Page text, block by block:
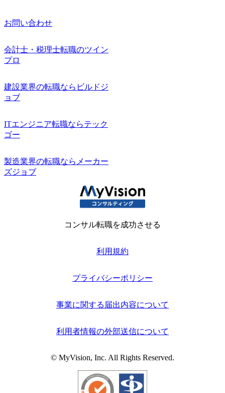
お問い合わせ
会計士・税理士転職のツイン
プロ
建設業界の転職ならビルドジ
ョブ
ITエンジニア転職ならテック
ゴー
製造業界の転職ならメーカー
ズジョブ
コンサル転職を成功させる
利用規約
プライバシーポリシー
事業に関する届出内容について
利用者情報の外部送信について
© MyVision, Inc. All Rights Reserved.